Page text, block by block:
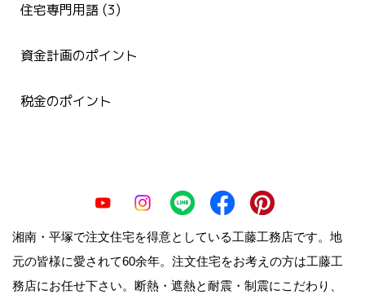
住宅専門用語 (3)
資金計画のポイント
税金のポイント
湘南・平塚で注文住宅を得意としている工藤工務店です。地
元の皆様に愛されて60余年。注文住宅をお考えの方は工藤工
務店にお任せ下さい。断熱・遮熱と耐震・制震にこだわり、